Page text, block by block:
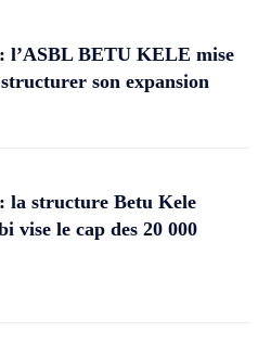
l’ASBL BETU KELE mise
son expansion
la structure Betu Kele
vise le cap des 20 000